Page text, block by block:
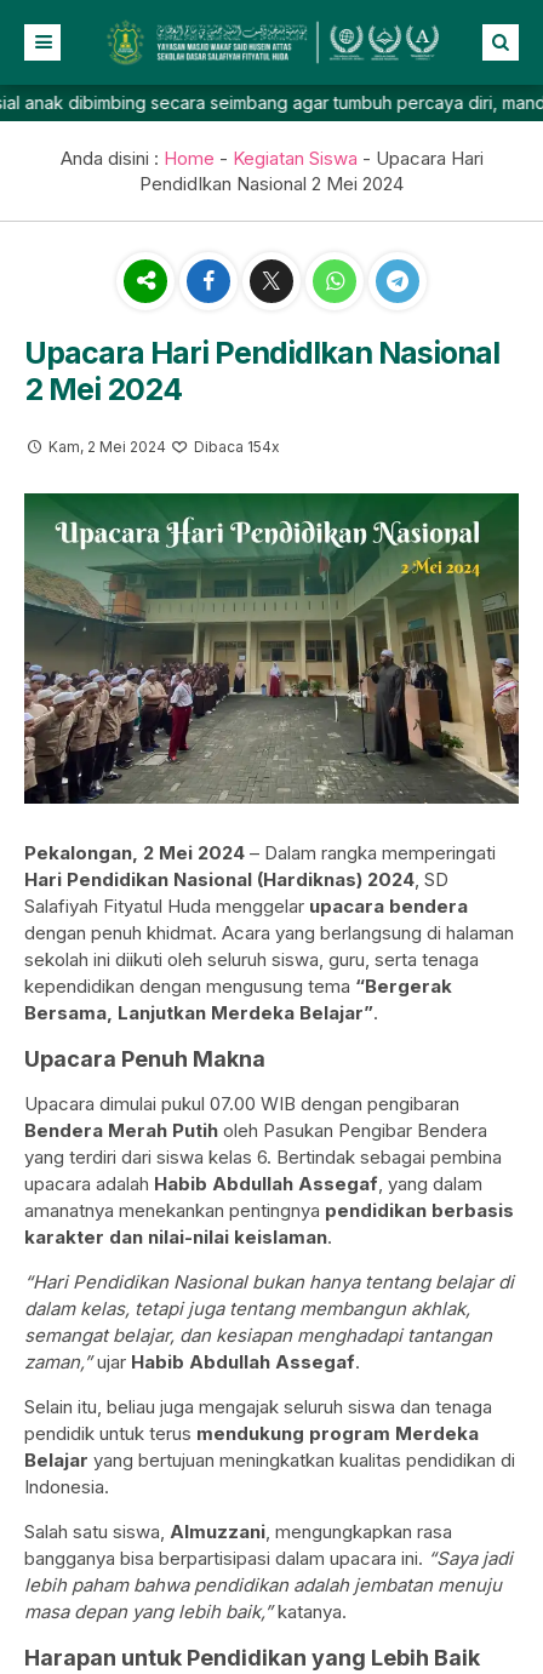
Beranda
Profil
Lainnya
secara seimbang agar tumbuh percaya diri, mandiri,
Anda disini : Home - Kegiatan Siswa - Upacara Hari
PendidIkan Nasional 2 Mei 2024
Upacara Hari PendidIkan Nasional
2 Mei 2024
Kam, 2 Mei 2024 Dibaca 154x
Pekalongan, 2 Mei 2024 – Dalam rangka memperingati
Hari Pendidikan Nasional (Hardiknas) 2024, SD
Salafiyah Fityatul Huda menggelar upacara bendera
dengan penuh khidmat. Acara yang berlangsung di halaman
sekolah ini diikuti oleh seluruh siswa, guru, serta tenaga
kependidikan dengan mengusung tema “Bergerak
Bersama, Lanjutkan Merdeka Belajar”.
Upacara Penuh Makna
Upacara dimulai pukul 07.00 WIB dengan pengibaran
Bendera Merah Putih oleh Pasukan Pengibar Bendera
yang terdiri dari siswa kelas 6. Bertindak sebagai pembina
upacara adalah Habib Abdullah Assegaf, yang dalam
amanatnya menekankan pentingnya pendidikan berbasis
karakter dan nilai-nilai keislaman.
“Hari Pendidikan Nasional bukan hanya tentang belajar di
dalam kelas, tetapi juga tentang membangun akhlak,
semangat belajar, dan kesiapan menghadapi tantangan
zaman,”ujar Habib Abdullah Assegaf.
Selain itu, beliau juga mengajak seluruh siswa dan tenaga
pendidik untuk terus mendukung program Merdeka
Belajar yang bertujuan meningkatkan kualitas pendidikan di
Indonesia.
Salah satu siswa, Almuzzani, mengungkapkan rasa
bangganya bisa berpartisipasi dalam upacara ini. “Saya jadi
lebih paham bahwa pendidikan adalah jembatan menuju
masa depan yang lebih baik,”katanya.
Harapan untuk Pendidikan yang Lebih Baik